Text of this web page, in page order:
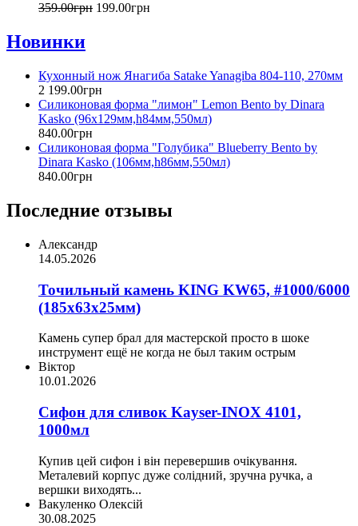
359.00грн 199.00грн
Новинки
Кухонный нож Янагиба Satake Yanagiba 804-110, 270мм
2 199.00грн
Силиконовая форма "лимон" Lemon Bento by Dinara
Kasko (96х129мм,h84мм,550мл)
840.00грн
Силиконовая форма "Голубика" Blueberry Bento by
Dinara Kasko (106мм,h86мм,550мл)
840.00грн
Последние отзывы
Александр
14.05.2026
Точильный камень KING KW65, #1000/6000
(185х63х25мм)
Камень супер брал для мастерской просто в шоке
инструмент ещё не когда не был таким острым
Віктор
10.01.2026
Сифон для сливок Kayser-INOX 4101,
1000мл
Купив цей сифон і він перевершив очікування.
Металевий корпус дуже солідний, зручна ручка, а
вершки виходять...
Вакуленко Олексій
30.08.2025